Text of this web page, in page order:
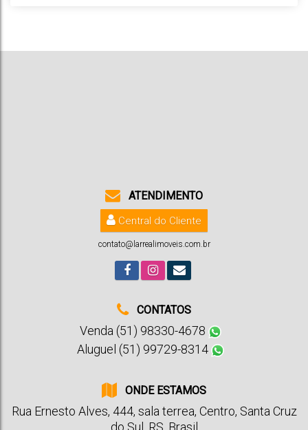
ÁREA DE TERRA | LINHA SANTA CRUZ
ATENDIMENTO
Central do Cliente
contato@larrealimoveis.com.br
CONTATOS
Venda (51) 98330-4678
Aluguel (51) 99729-8314
ONDE ESTAMOS
Rua Ernesto Alves, 444, sala terrea, Centro, Santa Cruz
do Sul
RS Brasil